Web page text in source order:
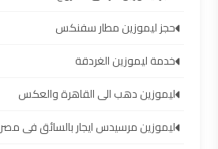
حجز ليموزين مطار سفنكس
خدمة ليموزين الغردقة
ليموزين دهب الى القاهرة والعكس
ليموزين مرسيدس ايجار بالسائق فى مصر